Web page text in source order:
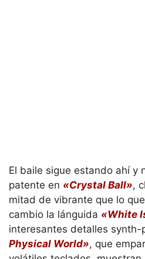
El baile sigue estando ahí y
patente en «Crystal Ball»,
mitad de vibrante que lo
cambio la lánguida «White
interesantes detalles synth-
Physical World», que